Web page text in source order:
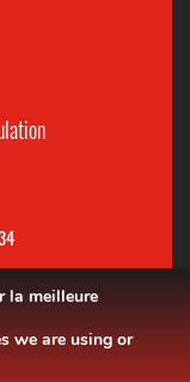
la meilleure
we are using or